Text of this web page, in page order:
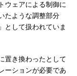
ウェアによる制御に
たような調整部分
として扱われていま
置き換わったとして
ーションが必要であ